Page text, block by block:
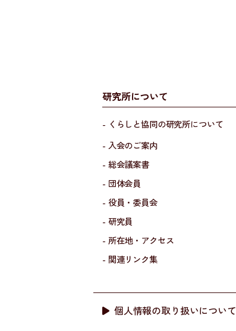
研究所について
- くらしと協同の研究所について
- 入会のご案内
- 総会議案書
- 団体会員
- 役員・委員会
- 研究員
- 所在地・アクセス
- 関連リンク集
個人情報の取り扱いについて